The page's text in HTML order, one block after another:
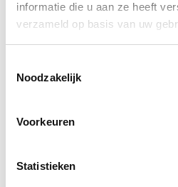
informatie die u aan ze heeft
verzameld op basis van uw
Noodzakelijk
Voorkeuren
Statistieken
preventiebeleid.
6. Zijn de
(engaged
) bij het beleid
vitaal? Zitten ze lekker